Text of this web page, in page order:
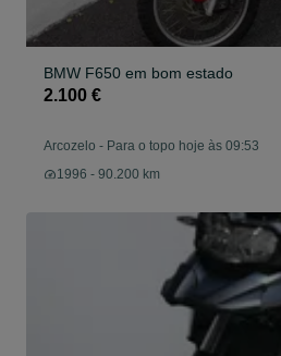
BMW F650 em bom estado
2.100 €
Arcozelo - Para o topo hoje às 09:53
1996 - 90.200 km